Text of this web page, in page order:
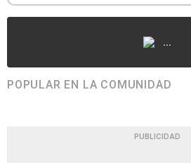
...
POPULAR EN LA COMUNIDAD
PUBLICIDAD